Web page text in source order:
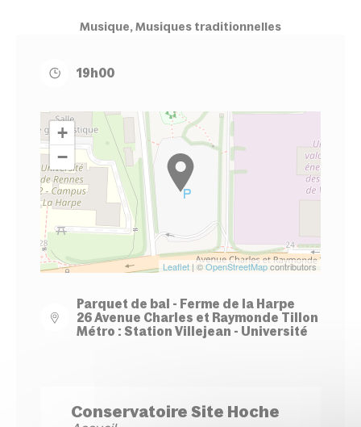
Musique, Musiques traditionnelles
19h00
+
−
Leaflet | ©OpenStreetMapcontributors
Parquet de bal - Ferme de la Harpe
26 Avenue Charles et Raymonde Tillon
Métro : Station Villejean - Université
Conservatoire Site Hoche